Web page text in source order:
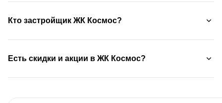
Кто застройщик ЖК Космос?
Есть скидки и акции в ЖК Космос?